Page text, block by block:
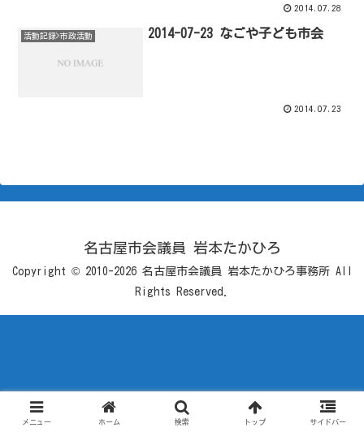
2014.07.28
活動記録>市政活動 2014-07-23 なごや子ども市会
2014.07.23
名古屋市会議員 岩本たかひろ
Copyright © 2010-2026 名古屋市会議員 岩本たかひろ事務所 All
Rights Reserved.
メニュー ホーム 検索 トップ サイドバー